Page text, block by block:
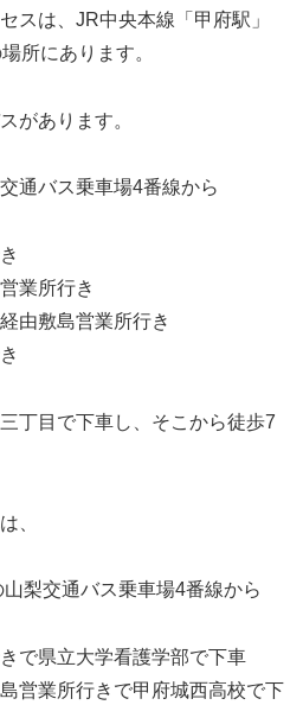
スは、JR中央本線「甲府駅」
所にあります。
があります。
通バス乗車場4番線から
業所行き
由敷島営業所行き
丁目で下車し、そこから徒歩7
、
梨交通バス乗車場4番線から
で県立大学看護学部で下車
営業所行きで甲府城西高校で下